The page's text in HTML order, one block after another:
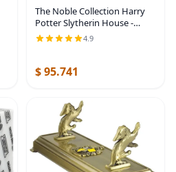
The Noble Collection Harry
Potter Slytherin House -
Soporte para varita
4.9
$ 95.741